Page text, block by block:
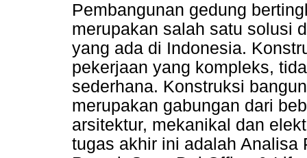
Pembangunan gedung
merupakan salah satu solusi
yang ada di Indonesia.
pekerjaan yang kompleks,
sederhana. Konstruksi
merupakan gabungan dari
arsitektur, mekanikal dan
tugas akhir ini adalah Analisa